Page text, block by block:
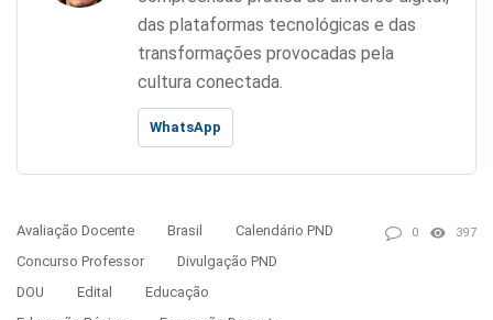
das plataformas tecnológicas e das
transformações provocadas pela
cultura conectada.
WhatsApp
Avaliação Docente Brasil
Calendário PND
Concurso Professor
Divulgação PND
DOU
Edital
Educação
0 397